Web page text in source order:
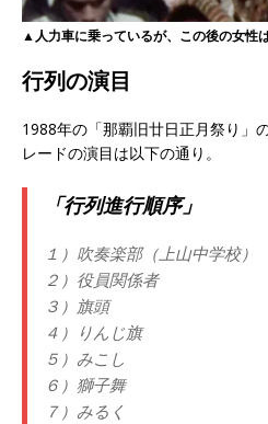
▲人力車に乗っているが、この後の女性
行列の演目
1988年の「那覇旧廿日正月祭り」
レードの演目は以下の通り。
「行列進行順序」
１）吹奏楽部（上山中学校）
２）役員関係者
３）旗頭
４）りんじ旗
５）みこし
６）獅子舞
７）みるく